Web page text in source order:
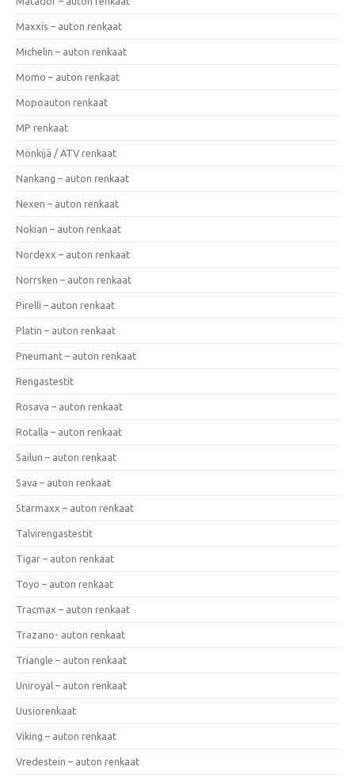
Maxxis – auton renkaat
Michelin – auton renkaat
Momo – auton renkaat
Mopoauton renkaat
MP renkaat
Mönkijä / ATV renkaat
Nankang – auton renkaat
Nexen – auton renkaat
Nokian – auton renkaat
Nordexx – auton renkaat
Norrsken – auton renkaat
Pirelli – auton renkaat
Platin – auton renkaat
Pneumant – auton renkaat
Rengastestit
Rosava – auton renkaat
Rotalla – auton renkaat
Sailun – auton renkaat
Sava – auton renkaat
Starmaxx – auton renkaat
Talvirengastestit
Tigar – auton renkaat
Toyo – auton renkaat
Tracmax – auton renkaat
Trazano- auton renkaat
Triangle – auton renkaat
Uniroyal – auton renkaat
Uusiorenkaat
Viking – auton renkaat
Vredestein – auton renkaat